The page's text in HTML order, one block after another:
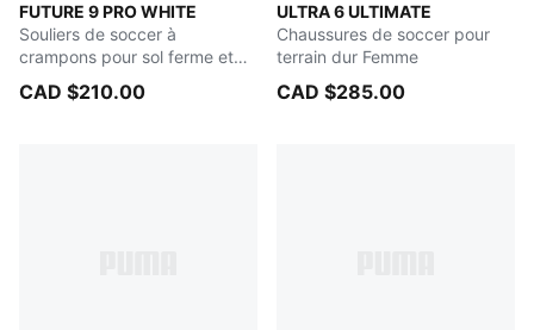
FUTURE 9 PRO WHITE
PUMA White-Luminous Blue-Luminous Pink
Souliers de soccer à
crampons pour sol ferme et
gazon synthétique
CAD $210.00
ULTRA 6 ULTIMATE
Ultra Blue-PUMA White-
Chaussures de soccer pour
terrain dur Femme
CAD $285.00